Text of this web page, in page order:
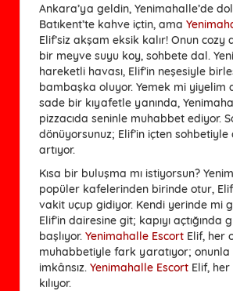
Ankara’ya geldin, Yenimahalle’de
Batıkent’te kahve içtin, ama
Elif’siz akşam eksik kalır! Onun cozy
bir meyve suyu koy, sohbete dal.
hareketli havası, Elif’in neşesiyle
bambaşka oluyor. Yemek mi yiyelim
sade bir kıyafetle yanında,
pizzacıda seninle muhabbet ediyor.
dönüyorsunuz; Elif’in içten sohbetiyle
artıyor.
Kısa bir buluşma mı istiyorsun?
popüler kafelerinden birinde otur,
vakit uçup gidiyor. Kendi yerinde mi
Elif’in dairesine git; kapıyı açtığında
başlıyor. Yenimahalle Escort Elif, her
muhabbetiyle fark yaratıyor; onunla
imkânsız. Yenimahalle Escort Elif, her
kılıyor.